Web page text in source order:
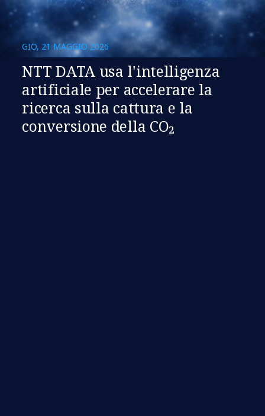
GIO, 21 MAGGIO 2026
NTT DATA usa l'intelligenza
artificiale per accelerare la
ricerca sulla cattura e la
conversione della CO₂